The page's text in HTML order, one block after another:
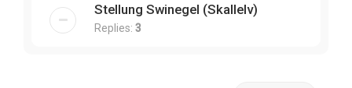
Stellung Swinegel (Skallelv)
Replies: 3